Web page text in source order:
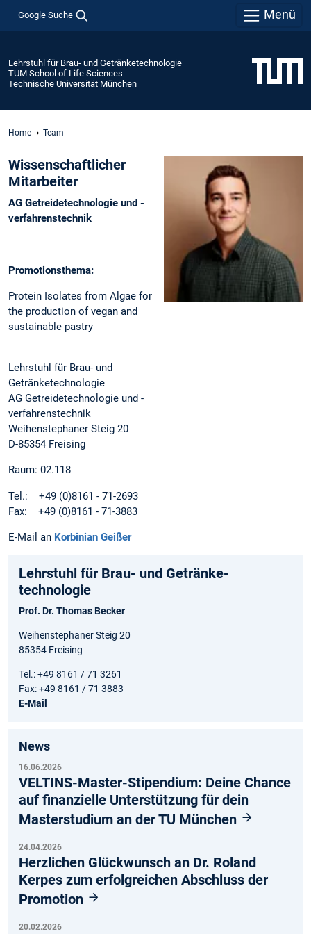
Google Suche Menü
Lehrstuhl für Brau- und Getränketechnologie
TUM School of Life Sciences
Technische Universität München
Home Team
Wissenschaftlicher
Mitarbeiter
AG Getreidetechnologie und -
verfahrenstechnik
Promotionsthema:
Protein Isolates from Algae for
the production of vegan and
sustainable pastry
Lehrstuhl für Brau- und
Getränketechnologie
AG Getreidetechnologie und -
verfahrenstechnik
Weihenstephaner Steig 20
D-85354 Freising
Raum: 02.118
Tel.: +49 (0)8161 - 71-2693
Fax: +49 (0)8161 - 71-3883
E-Mail an Korbinian Geißer
Lehrstuhl für Brau- und Getränke­
technologie
Prof. Dr. Thomas Becker
Weihenstephaner Steig 20
85354 Freising
Tel.: +49 8161 / 71 3261
Fax: +49 8161 / 71 3883
E-Mail
News
16.06.2026
VELTINS-Master-Stipendium: Deine Chance
auf finanzielle Unterstützung für dein
Masterstudium an der TU München
24.04.2026
Herzlichen Glückwunsch an Dr. Roland
Kerpes zum erfolgreichen Abschluss der
Promotion
20.02.2026